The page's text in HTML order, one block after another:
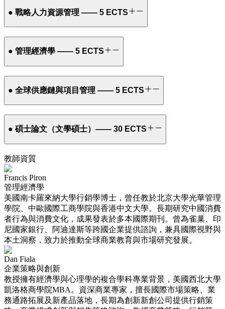
● 戰略人力資源管理 —— 5 ECTS
● 管理經濟學 —— 5 ECTS
● 全球供應鏈與項目管理 —— 5 ECTS
● 碩士論文（文學碩士）—— 30 ECTS
教師資質
Francis Piron
管理經濟學
美國南卡羅來納大學行銷學博士，曾任教於北京大學光華管理
學院、中歐國際工商學院與香港中文大學。長期研究中國消費
者行為與消費文化，成果發表於多本國際期刊。曾為雀巢、印
尼國家銀行、阿迪達斯等跨國企業提供諮詢，兼具國際視野與
本土洞察，致力於推動全球商業教育與市場研究發展。
Dan Fiala
企業策略與創新
教授擁有經濟學與心理學的複合學科專業背景，美國西北大學
凱洛格商學院MBA。資深商業專家，擅長國際市場策略、業
務通路拓展及新產品落地，長期為創新新創公司提供行銷策